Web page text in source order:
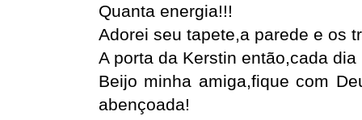
Quanta energia!!!
Adorei seu tapete,a parede e os
A porta da Kerstin então,cada dia
Beijo minha amiga,fique com
abençoada!